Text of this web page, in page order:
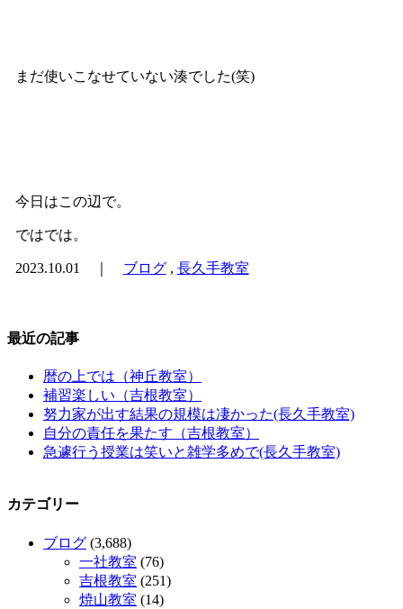
まだ使いこなせていない湊でした(笑)
今日はこの辺で。
ではでは。
2023.10.01 ｜ ブログ, 長久手教室
最近の記事
暦の上では（神丘教室）
補習楽しい（吉根教室）
努力家が出す結果の規模は凄かった(長久手教室)
自分の責任を果たす（吉根教室）
急遽行う授業は笑いと雑学多めで(長久手教室)
カテゴリー
ブログ (3,688)
一社教室 (76)
吉根教室 (251)
焼山教室 (14)